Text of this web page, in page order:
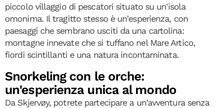
piccolo villaggio di pescatori situato su un'isola
omonima. Il tragitto stesso è un'esperienza, con
paesaggi che sembrano usciti da una cartolina:
montagne innevate che si tuffano nel Mare Artico,
fiordi scintillanti e una natura incontaminata.
Snorkeling con le orche:
un'esperienza unica al mondo
Da Skjervøy, potrete partecipare a un'avventura senza